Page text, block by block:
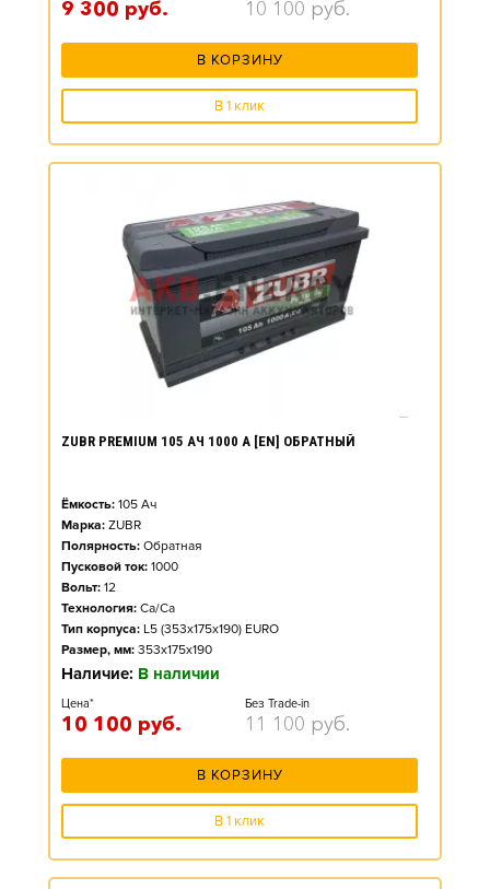
9 300 руб. 10 100 руб.
В КОРЗИНУ
В 1 клик
ZUBR PREMIUM 105 АЧ 1000 А [EN] ОБРАТНЫЙ
Ёмкость: 105 Ач
Марка: ZUBR
Полярность: Обратная
Пусковой ток: 1000
Вольт: 12
Технология: Ca/Ca
Тип корпуса: L5 (353x175x190) EURO
Размер, мм: 353x175x190
Наличие: В наличии
Цена*
10 100 руб.
Без Trade-in
11 100 руб.
В КОРЗИНУ
В 1 клик